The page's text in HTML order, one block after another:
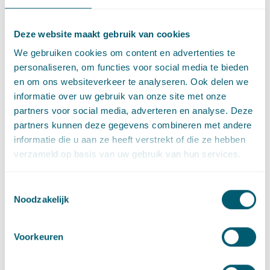
Deze website maakt gebruik van cookies
We gebruiken cookies om content en advertenties te
personaliseren, om functies voor social media te bieden
en om ons websiteverkeer te analyseren. Ook delen we
informatie over uw gebruik van onze site met onze
partners voor social media, adverteren en analyse. Deze
partners kunnen deze gegevens combineren met andere
informatie die u aan ze heeft verstrekt of die ze hebben
verzameld op basis van uw gebruik van hun services.
Noodzakelijk
Voorkeuren
beschikt om de functie te vervullen. Dat blijkt onder meer uit
geschiktheid 2012 geeft meer informatie over de wijze waarop
de geschiktheidstoetsing plaatsvindt.
Vergunningplicht
Dat zijn relatief ingrijpende verplichtingen. Het achterliggende
doel van deze vergunningplicht is om te toetsen of een partij
in staat is om te voldoen aan deze Wwft-verplichtingen. De
adequate beheersmaatregelen beschikt om te voldoen aan de
In de tekst van het consultatievoorstel zal de vergunningplicht